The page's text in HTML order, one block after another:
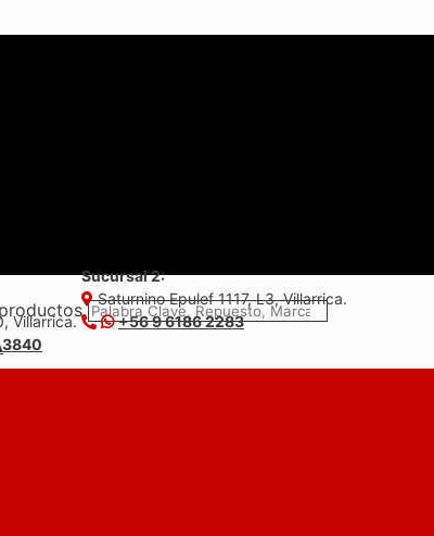
Villarrica.
3840
Sucursal 2:
Saturnino Epulef 1117, L3, Villarrica.
+56 9 6186 2283